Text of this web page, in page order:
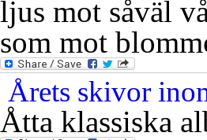
ljus mot såväl
som mot
Årets skivor
Åtta klassiska